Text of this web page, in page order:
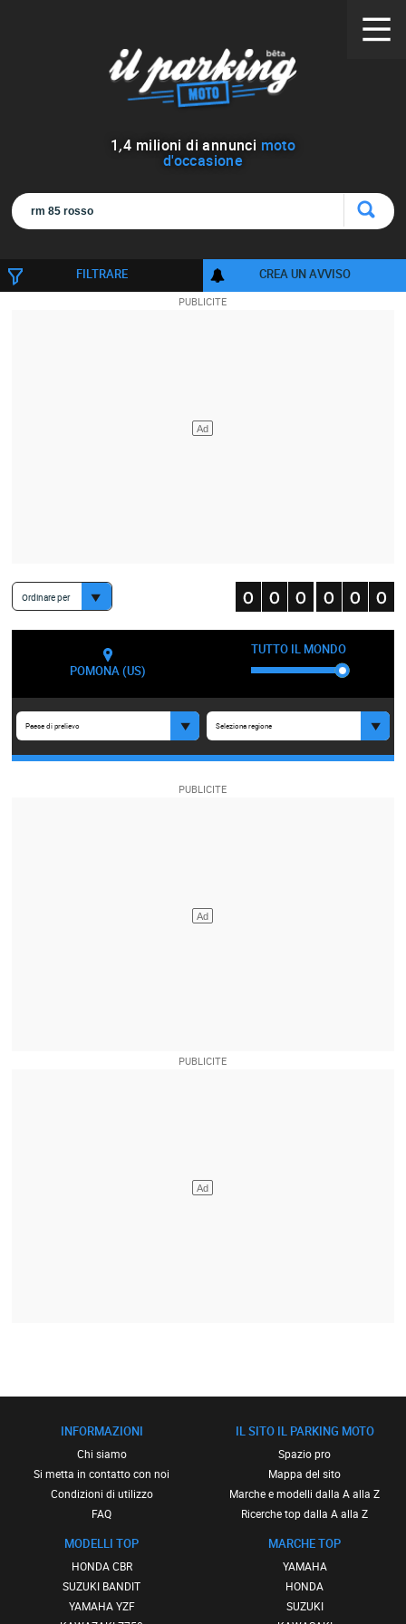
1,4 milioni di annunci moto
d'occasione
FILTRARE CREA UN AVVISO
Ordinare per
POMONA (US)
TUTTO IL MONDO
Paese di prelievo Seleziona regione
INFORMAZIONI
Chi siamo
Si metta in contatto con noi
Condizioni di utilizzo
FAQ
MODELLI TOP
HONDA CBR
SUZUKI BANDIT
YAMAHA YZF
IL SITO IL PARKING MOTO
Spazio pro
Mappa del sito
Marche e modelli dalla A alla Z
Ricerche top dalla A alla Z
MARCHE TOP
YAMAHA
HONDA
SUZUKI